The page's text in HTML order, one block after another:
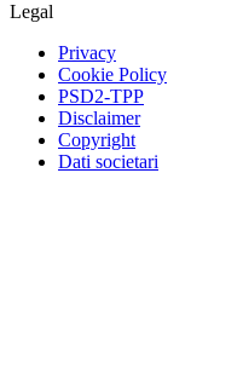
Legal
Privacy
Cookie Policy
PSD2-TPP
Disclaimer
Copyright
Dati societari